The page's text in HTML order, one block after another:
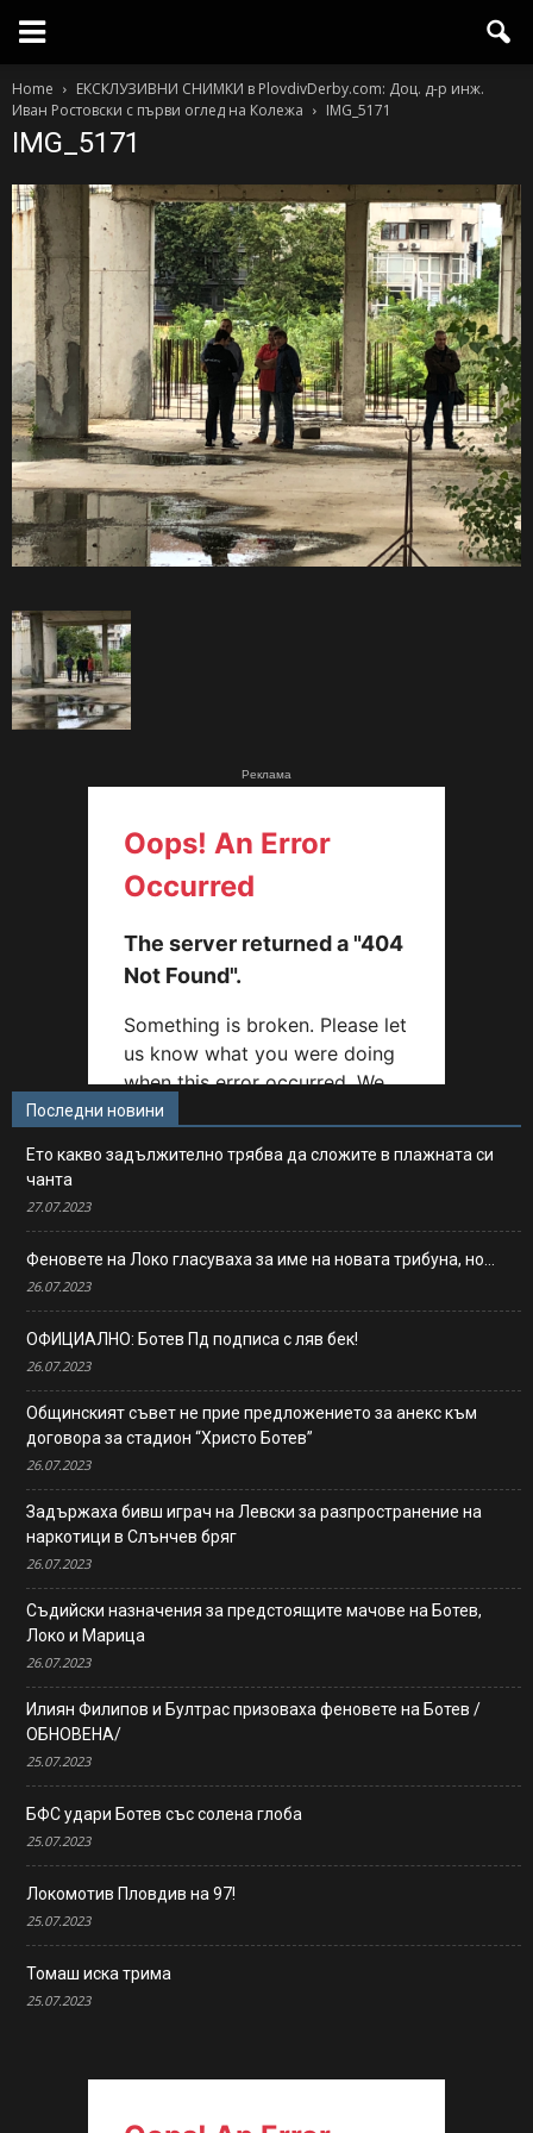
Home
ЕКСКЛУЗИВНИ СНИМКИ в PlovdivDerby.com: Доц. д-р инж.
Иван Ростовски с първи оглед на Колежа
IMG_5171
IMG_5171
Реклама
Последни новини
Ето какво задължително трябва да сложите в плажната си
чанта
27.07.2023
Феновете на Локо гласуваха за име на новата трибуна, но…
26.07.2023
ОФИЦИАЛНО: Ботев Пд подписа с ляв бек!
26.07.2023
Общинският съвет не прие предложението за анекс към
договора за стадион “Христо Ботев”
26.07.2023
Задържаха бивш играч на Левски за разпространение на
наркотици в Слънчев бряг
26.07.2023
Съдийски назначения за предстоящите мачове на Ботев,
Локо и Марица
26.07.2023
Илиян Филипов и Бултрас призоваха феновете на Ботев /
ОБНОВЕНА/
25.07.2023
БФС удари Ботев със солена глоба
25.07.2023
Локомотив Пловдив на 97!
25.07.2023
Томаш иска трима
25.07.2023